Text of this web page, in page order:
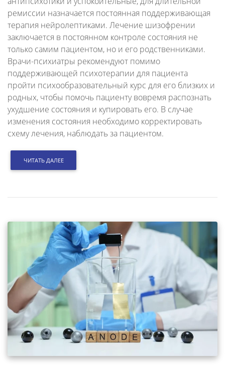
ремиссии назначается постоянная поддерживающая
терапия нейролептиками. Лечение шизофрении
заключается в постоянном контроле состояния не
только самим пациентом, но и его родственниками.
Врачи-психиатры рекомендуют помимо
поддерживающей психотерапии для пациента
пройти психообразовательный курс для его близких и
родных, чтобы помочь пациенту вовремя распознать
ухудшение состояния и купировать его. В случае
изменения состояния необходимо корректировать
схему лечения, наблюдать за пациентом.
ЧИТАТЬ ДАЛЕЕ